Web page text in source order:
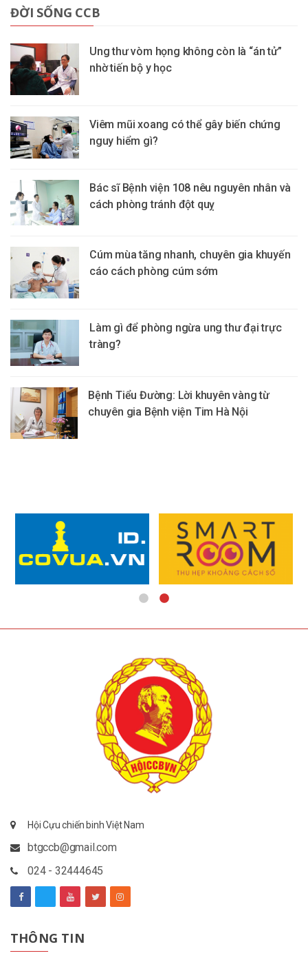
ĐỜI SỐNG CCB
Ung thư vòm họng không còn là “án tử”
nhờ tiến bộ y học
Viêm mũi xoang có thể gây biến chứng
nguy hiểm gì?
Bác sĩ Bệnh viện 108 nêu nguyên nhân và
cách phòng tránh đột quỵ
Cúm mùa tăng nhanh, chuyên gia khuyến
cáo cách phòng cúm sớm
Làm gì để phòng ngừa ung thư đại trực
tràng?
Bệnh Tiểu Đường: Lời khuyên vàng từ
chuyên gia Bệnh viện Tim Hà Nội
Hội Cựu chiến binh Việt Nam
btgccb@gmail.com
024 - 32444645
THÔNG TIN